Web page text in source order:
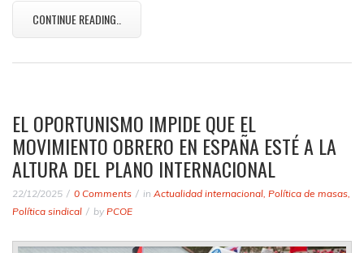
CONTINUE READING..
EL OPORTUNISMO IMPIDE QUE EL
MOVIMIENTO OBRERO EN ESPAÑA ESTÉ A LA
ALTURA DEL PLANO INTERNACIONAL
22/12/2025 0 Comments in Actualidad internacional, Política de masas,
Política sindical
by PCOE